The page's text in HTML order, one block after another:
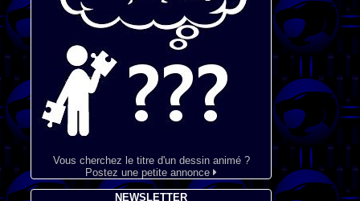
Vous cherchez le titre d'un dessin animé ?
Postez une petite annonce
NEWSLETTER